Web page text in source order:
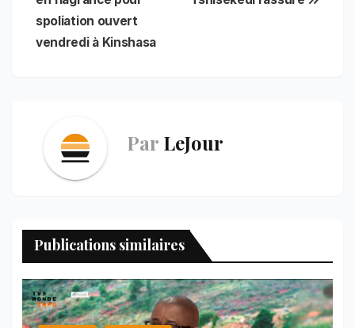
k
p
s
t
n
m
spoliation ouvert
vendredi à Kinshasa
Par LeJour
Publications similaires